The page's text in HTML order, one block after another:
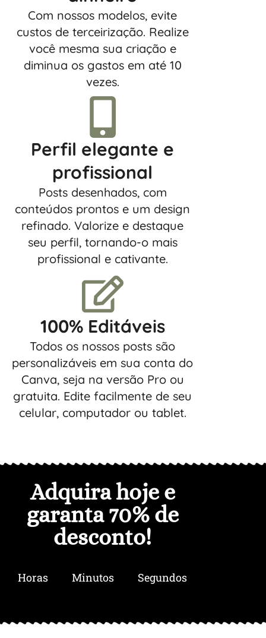
Com nossos modelos, evite
custos de terceirização. Realize
você mesma sua criação e
diminua os gastos em até 10
vezes.
Perfil elegante e
profissional
Posts desenhados, com
conteúdos prontos e um design
refinado. Valorize e destaque
seu perfil, tornando-o mais
profissional e cativante.
100% Editáveis
Todos os nossos posts são
personalizáveis em sua conta do
Canva, seja na versão Pro ou
gratuita. Edite facilmente de seu
celular, computador ou tablet.
Adquira hoje e
garanta 70% de
desconto!
Horas Minutos Segundos